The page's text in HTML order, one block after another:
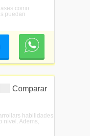
como
puedan
Comparar
habilidades
nivel. Adems,